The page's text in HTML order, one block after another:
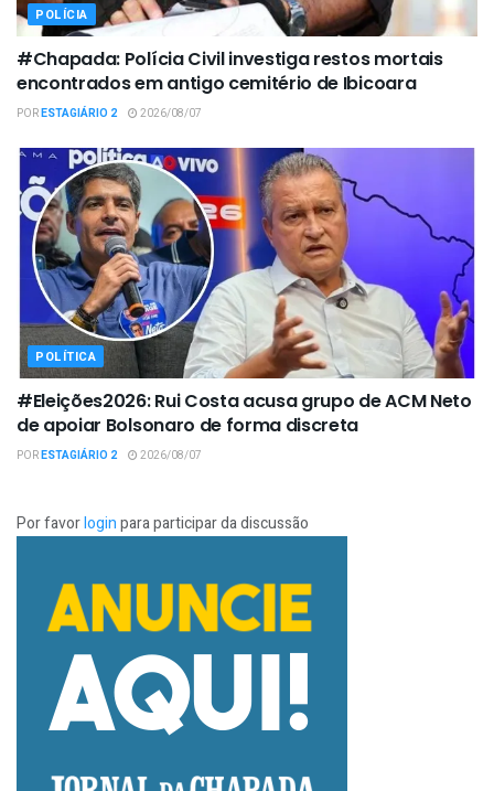
POLÍCIA
#Chapada: Polícia Civil investiga restos mortais
encontrados em antigo cemitério de Ibicoara
PORESTAGIÁRIO 2 2026/08/07
POLÍTICA
#Eleições2026: Rui Costa acusa grupo de ACM Neto
de apoiar Bolsonaro de forma discreta
PORESTAGIÁRIO 2 2026/08/07
Por favorloginpara participar da discussão